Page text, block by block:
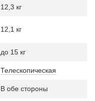
12,3 кг
12,1 кг
до 15 кг
Телескопическая
В обе стороны